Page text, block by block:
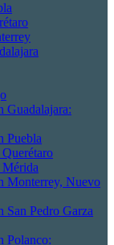
Guadalajara:
Puebla
Mérida
Monterrey, Nuevo
San Pedro Garza
Polanco: